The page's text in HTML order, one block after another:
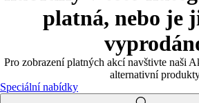
platná, nebo je
Pro zobrazení platných akcí navštivte naši
alternativní
Speciální nabídky